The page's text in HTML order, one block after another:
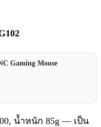
Gaming Mouse
น้ำหนัก 85g — เป็น